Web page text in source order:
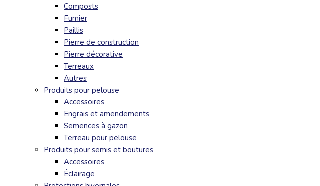
Composts
Fumier
Paillis
Pierre de construction
Pierre décorative
Terreaux
Autres
Produits pour pelouse
Accessoires
Engrais et amendements
Semences à gazon
Terreau pour pelouse
Produits pour semis et boutures
Accessoires
Éclairage